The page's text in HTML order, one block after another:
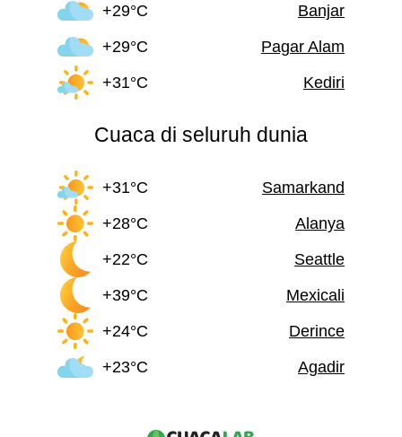
+29°C
Banjar
+29°C
Pagar Alam
+31°C
Kediri
Cuaca di seluruh dunia
+31°C
Samarkand
+28°C
Alanya
+22°C
Seattle
+39°C
Mexicali
+24°C
Derince
+23°C
Agadir